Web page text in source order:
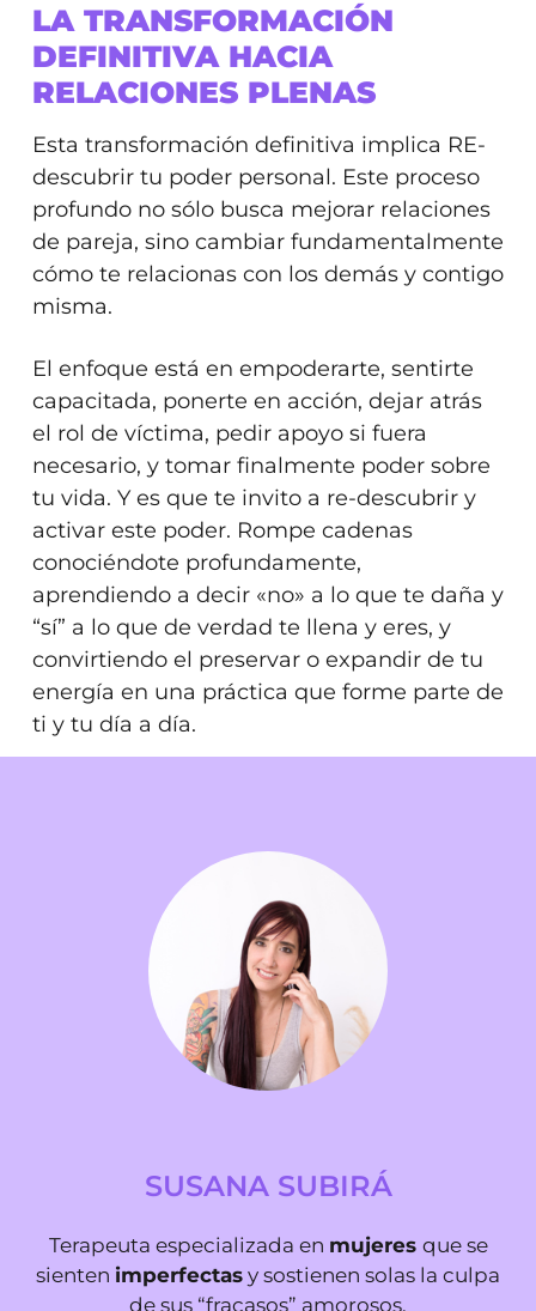
LA TRANSFORMACIÓN
DEFINITIVA HACIA
RELACIONES PLENAS
Esta transformación definitiva implica RE-
descubrir tu poder personal. Este proceso
profundo no sólo busca mejorar relaciones
de pareja, sino cambiar fundamentalmente
cómo te relacionas con los demás y contigo
misma.
El enfoque está en empoderarte, sentirte
capacitada, ponerte en acción, dejar atrás
el rol de víctima, pedir apoyo si fuera
necesario, y tomar finalmente poder sobre
tu vida. Y es que te invito a re-descubrir y
activar este poder. Rompe cadenas
conociéndote profundamente,
aprendiendo a decir «no» a lo que te daña y
“sí” a lo que de verdad te llena y eres, y
convirtiendo el preservar o expandir de tu
energía en una práctica que forme parte de
ti y tu día a día.
SUSANA SUBIRÁ
Terapeuta especializada en mujeres que se
sienten imperfectas y sostienen solas la culpa
de sus “fracasos” amorosos.